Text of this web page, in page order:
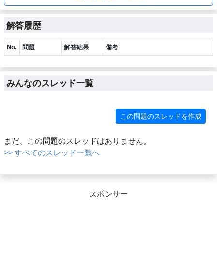
解答履歴
No. 問題 解答結果 備考
みんなのスレッド一覧
この問題のスレッドを作成
まだ、この問題のスレッドはありません。
>> すべてのスレッド一覧へ
スポンサー